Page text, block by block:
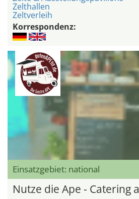
Zelthallen
Zeltverleih
Korrespondenz:
Einsatzgebiet: national
Nutze die Ape - Catering